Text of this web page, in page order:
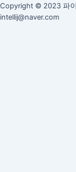
Copyright © 2023 파
intellij@naver.com